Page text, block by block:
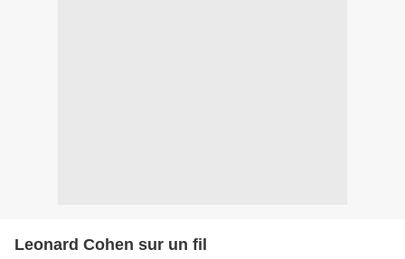
Leonard Cohen sur un fil